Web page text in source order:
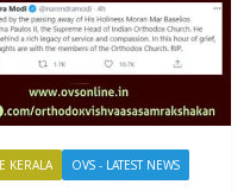
KERALA OVS - LATEST NEWS